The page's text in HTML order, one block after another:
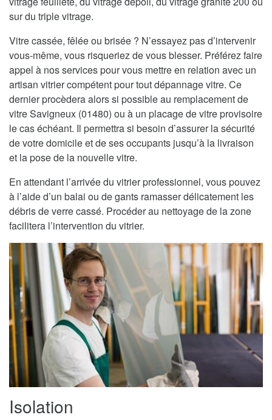
sur du triple vitrage.
Vitre cassée, fêlée ou brisée ? N’essayez pas d’intervenir
vous-même, vous risqueriez de vous blesser. Préférez faire
appel à nos services pour vous mettre en relation avec un
artisan vitrier compétent pour tout dépannage vitre. Ce
dernier procèdera alors si possible au remplacement de
vitre Savigneux (01480) ou à un placage de vitre provisoire
le cas échéant. Il permettra si besoin d’assurer la sécurité
de votre domicile et de ses occupants jusqu’à la livraison
et la pose de la nouvelle vitre.
En attendant l’arrivée du vitrier professionnel, vous pouvez
à l’aide d’un balai ou de gants ramasser délicatement les
débris de verre cassé. Procéder au nettoyage de la zone
facilitera l’intervention du vitrier.
Isolation